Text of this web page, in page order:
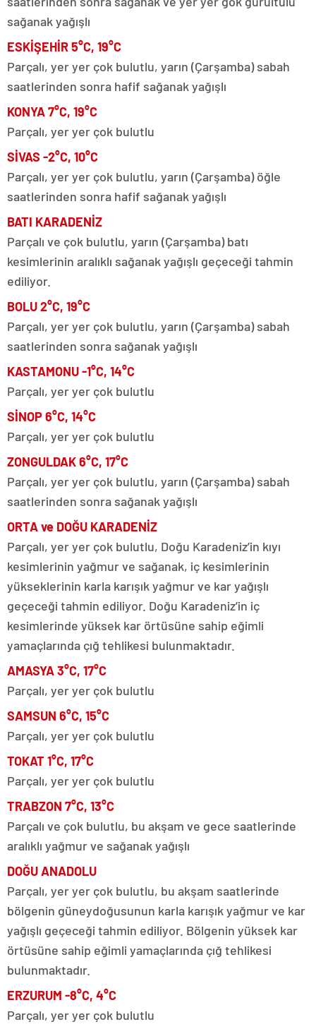
sağanak yağışlı
ESKİŞEHİR 5°C, 19°C
Parçalı, yer yer çok bulutlu, yarın (Çarşamba) sabah
saatlerinden sonra hafif sağanak yağışlı
KONYA 7°C, 19°C
Parçalı, yer yer çok bulutlu
SİVAS -2°C, 10°C
Parçalı, yer yer çok bulutlu, yarın (Çarşamba) öğle
saatlerinden sonra hafif sağanak yağışlı
BATI KARADENİZ
Parçalı ve çok bulutlu, yarın (Çarşamba) batı
kesimlerinin aralıklı sağanak yağışlı geçeceği tahmin
ediliyor.
BOLU 2°C, 19°C
Parçalı, yer yer çok bulutlu, yarın (Çarşamba) sabah
saatlerinden sonra sağanak yağışlı
KASTAMONU -1°C, 14°C
Parçalı, yer yer çok bulutlu
SİNOP 6°C, 14°C
Parçalı, yer yer çok bulutlu
ZONGULDAK 6°C, 17°C
Parçalı, yer yer çok bulutlu, yarın (Çarşamba) sabah
saatlerinden sonra sağanak yağışlı
ORTA ve DOĞU KARADENİZ
Parçalı, yer yer çok bulutlu, Doğu Karadeniz’in kıyı
kesimlerinin yağmur ve sağanak, iç kesimlerinin
yükseklerinin karla karışık yağmur ve kar yağışlı
geçeceği tahmin ediliyor. Doğu Karadeniz’in iç
kesimlerinde yüksek kar örtüsüne sahip eğimli
yamaçlarında çığ tehlikesi bulunmaktadır.
AMASYA 3°C, 17°C
Parçalı, yer yer çok bulutlu
SAMSUN 6°C, 15°C
Parçalı, yer yer çok bulutlu
TOKAT 1°C, 17°C
Parçalı, yer yer çok bulutlu
TRABZON 7°C, 13°C
Parçalı ve çok bulutlu, bu akşam ve gece saatlerinde
aralıklı yağmur ve sağanak yağışlı
DOĞU ANADOLU
Parçalı, yer yer çok bulutlu, bu akşam saatlerinde
bölgenin güneydoğusunun karla karışık yağmur ve kar
yağışlı geçeceği tahmin ediliyor. Bölgenin yüksek kar
örtüsüne sahip eğimli yamaçlarında çığ tehlikesi
bulunmaktadır.
ERZURUM -8°C, 4°C
Parçalı, yer yer çok bulutlu